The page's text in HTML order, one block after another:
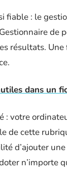
fiable : le
de
résultats.
dans un
: votre
de cette
d’ajouter
n’importe